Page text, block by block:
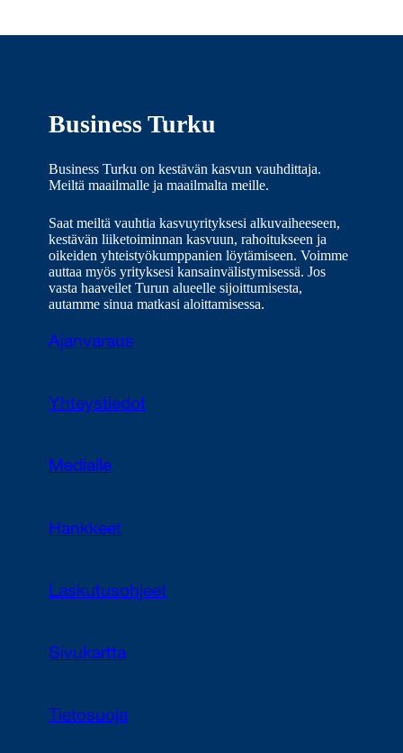
Business Turku
Business Turku on kestävän kasvun vauhdittaja.
Meiltä maailmalle ja maailmalta meille.
Saat meiltä vauhtia kasvuyrityksesi alkuvaiheeseen,
kestävän liiketoiminnan kasvuun, rahoitukseen ja
oikeiden yhteistyökumppanien löytämiseen. Voimme
auttaa myös yrityksesi kansainvälistymisessä. Jos
vasta haaveilet Turun alueelle sijoittumisesta,
autamme sinua matkasi aloittamisessa.
Ajanvaraus
Yhteystiedot
Medialle
Hankkeet
Laskutusohjeet
Sivukartta
Tietosuoja